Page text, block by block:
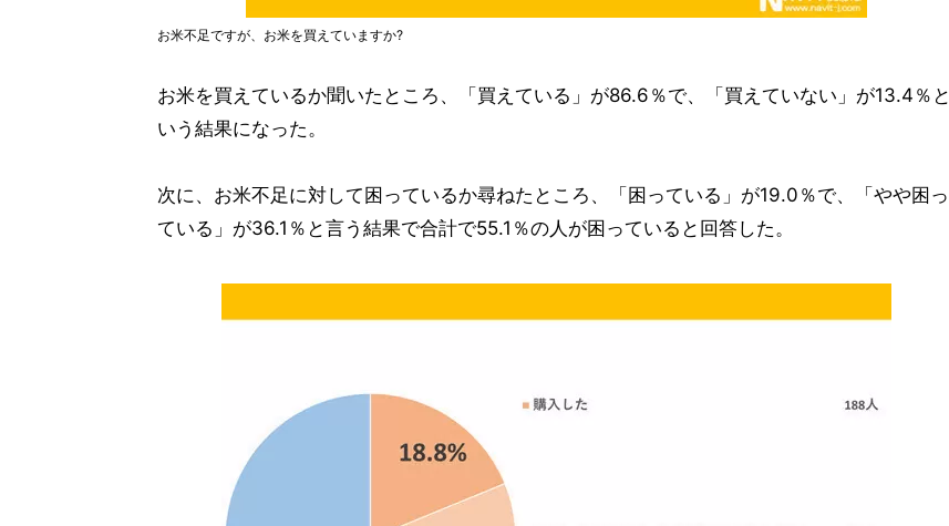
お米不足ですが、お米を買えていますか?
お米を買えているか聞いたところ、「買えている」が86.6％で、「買えていない」が13.4％と
いう結果になった。
次に、お米不足に対して困っているか尋ねたところ、「困っている」が19.0％で、「やや困っ
ている」が36.1％と言う結果で合計で55.1％の人が困っていると回答した。